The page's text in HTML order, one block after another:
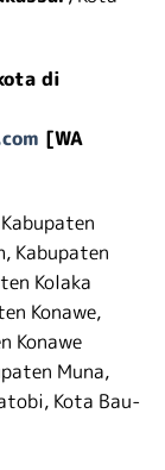
di
[WA
Kabupaten
Kolaka
Konawe,
Konawe
Muna,
Kota Bau-